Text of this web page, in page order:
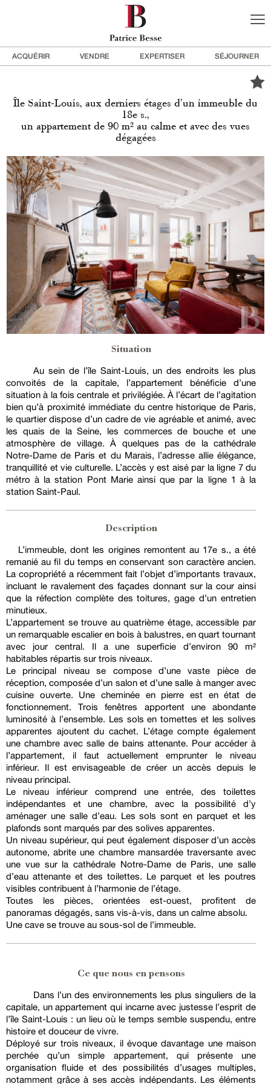
ACQUÉRIR VENDRE EXPERTISER SÉJOURNER
Île Saint-Louis, aux derniers étages d'un immeuble du
18e s.,
un appartement de 90 m² au calme et avec des vues
dégagées
Situation
Au sein de l’île Saint-Louis, un des endroits les plus
convoités de la capitale, l’appartement bénéficie d’une
situation à la fois centrale et privilégiée. À l’écart de l’agitation
bien qu’à proximité immédiate du centre historique de Paris,
le quartier dispose d’un cadre de vie agréable et animé, avec
les quais de la Seine, les commerces de bouche et une
atmosphère de village. À quelques pas de la cathédrale
Notre-Dame de Paris et du Marais, l’adresse allie élégance,
tranquillité et vie culturelle. L’accès y est aisé par la ligne 7 du
métro à la station Pont Marie ainsi que par la ligne 1 à la
station Saint-Paul.
Description
L’immeuble, dont les origines remontent au 17e s., a été
remanié au fil du temps en conservant son caractère ancien.
La copropriété a récemment fait l’objet d’importants travaux,
incluant le ravalement des façades donnant sur la cour ainsi
que la réfection complète des toitures, gage d’un entretien
minutieux.
L’appartement se trouve au quatrième étage, accessible par
un remarquable escalier en bois à balustres, en quart tournant
avec jour central. Il a une superficie d’environ 90 m²
habitables répartis sur trois niveaux.
Le principal niveau se compose d’une vaste pièce de
réception, composée d’un salon et d’une salle à manger avec
cuisine ouverte. Une cheminée en pierre est en état de
fonctionnement. Trois fenêtres apportent une abondante
luminosité à l’ensemble. Les sols en tomettes et les solives
apparentes ajoutent du cachet. L’étage compte également
une chambre avec salle de bains attenante. Pour accéder à
l’appartement, il faut actuellement emprunter le niveau
inférieur. Il est envisageable de créer un accès depuis le
niveau principal.
Le niveau inférieur comprend une entrée, des toilettes
indépendantes et une chambre, avec la possibilité d’y
aménager une salle d’eau. Les sols sont en parquet et les
plafonds sont marqués par des solives apparentes.
Un niveau supérieur, qui peut également disposer d’un accès
autonome, abrite une chambre mansardée traversante avec
une vue sur la cathédrale Notre-Dame de Paris, une salle
d’eau attenante et des toilettes. Le parquet et les poutres
visibles contribuent à l’harmonie de l’étage.
Toutes les pièces, orientées est-ouest, profitent de
panoramas dégagés, sans vis-à-vis, dans un calme absolu.
Une cave se trouve au sous-sol de l’immeuble.
Ce que nous en pensons
Dans l’un des environnements les plus singuliers de la
capitale, un appartement qui incarne avec justesse l’esprit de
l’île Saint-Louis : un lieu où le temps semble suspendu, entre
histoire et douceur de vivre.
Déployé sur trois niveaux, il évoque davantage une maison
perchée qu’un simple appartement, qui présente une
organisation fluide et des possibilités d’usages multiples,
notamment grâce à ses accès indépendants. Les éléments